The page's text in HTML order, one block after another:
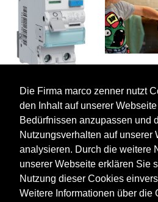
Die Firma marco zenner nutzt
den Inhalt auf unserer
Bedürfnissen anzupassen und
Nutzungsverhalten auf unserer
analysieren. Durch die weitere
unserer Webseite erklären Sie
Nutzung dieser Cookies
Weitere Informationen über die
Interessiert an